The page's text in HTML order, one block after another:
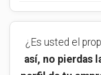
¿Es usted el
así, no pierdas